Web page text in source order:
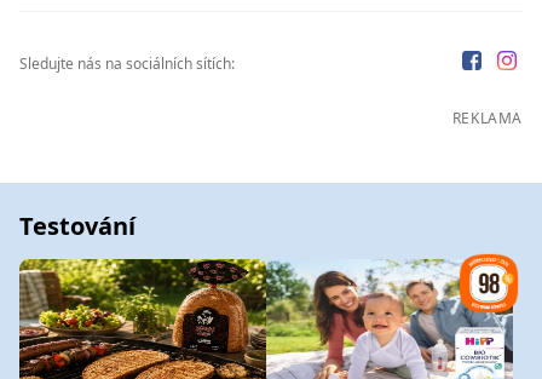
Sledujte nás na sociálních sítích:
REKLAMA
Testování